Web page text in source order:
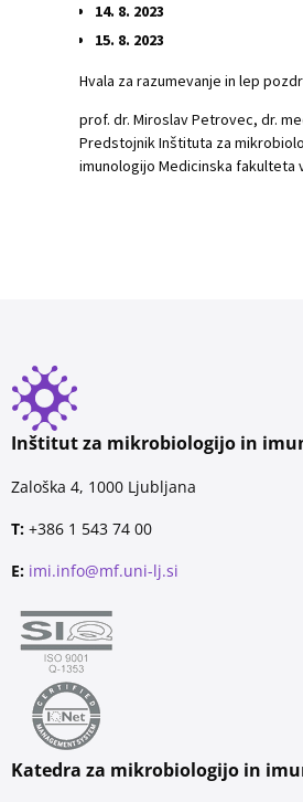
14. 8. 2023
15. 8. 2023
Hvala za razumevanje in lep
prof. dr. Miroslav Petrovec, dr.
Predstojnik Inštituta za
imunologijo Medicinska fakulteta
Inštitut za mikrobiologijo in
Zaloška 4, 1000 Ljubljana
T: +386 1 543 74 00
E: imi.info@mf.uni-lj.si
Katedra za mikrobiologijo in